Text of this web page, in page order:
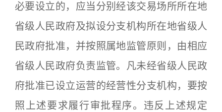
必要设立的，应当分别经该交易场所所在地
省级人民政府及拟设分支机构所在地省级人
民政府批准，并按照属地监管原则，由相应
省级人民政府负责监管。凡未经省级人民政
府批准已设立运营的经营性分支机构，要按
照上述要求履行审批程序。违反上述规定